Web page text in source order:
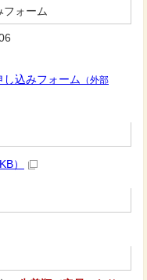
フォーム
込みフォーム （外部
）